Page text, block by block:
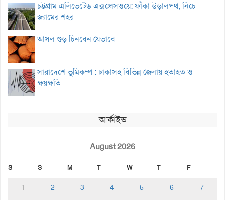
চট্টগ্রাম এলিভেটেড এক্সপ্রেসওয়ে: ফাঁকা উড়ালপথ, নিচে
জ্যামের শহর
আসল গুড় চিনবেন যেভাবে
সারাদেশে ভূমিকম্প : ঢাকাসহ বিভিন্ন জেলায় হতাহত ও
ক্ষয়ক্ষতি
আর্কাইভ
August 2026
S S M T W T F
1 2 3 4 5 6
7